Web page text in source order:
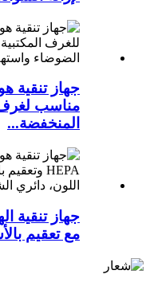
مناسب لغرف
المنخفضة...
جهاز تنقية
مع تعقيم